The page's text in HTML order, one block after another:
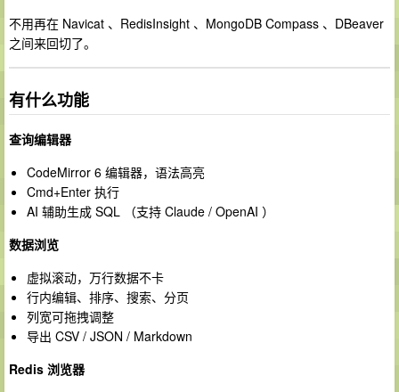
不用再在 Navicat 、RedisInsight 、MongoDB Compass 、DBeaver
之间来回切了。
有什么功能
查询编辑器
CodeMirror 6 编辑器，语法高亮
Cmd+Enter 执行
AI 辅助生成 SQL （支持 Claude / OpenAI ）
数据浏览
虚拟滚动，万行数据不卡
行内编辑、排序、搜索、分页
列宽可拖拽调整
导出 CSV / JSON / Markdown
Redis 浏览器